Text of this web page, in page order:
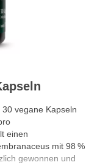
vegane Kapseln
einen
mit 98 %
gewonnen und